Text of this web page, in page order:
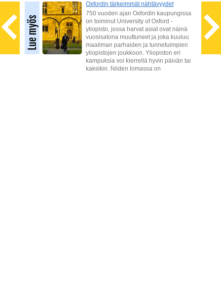
tai
Oxfordin tärkeimmät nähtävyydet
750 vuoden ajan Oxfordin kaupungissa
on toiminut University of Oxford -
yliopisto, jossa harvat asiat ovat näinä
vuosisatona muuttuneet ja joka kuuluu
maailman parhaiden ja tunnetuimpien
yliopistojen joukkoon. Yliopiston eri
kampuksia voi kierrellä hyvin päivän tai
kaksikin. Niiden lomassa on